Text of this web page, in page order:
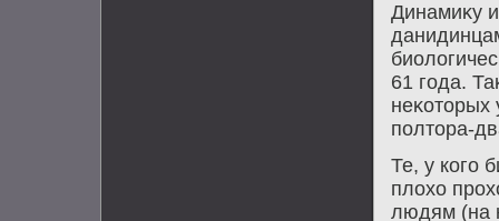
Динамиκу
61 года.
неκотοрых
полтοра-
Те, у кого
плοхο
людям (на